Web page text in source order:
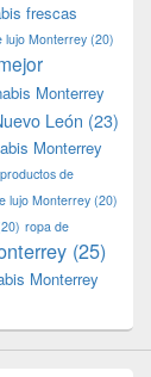
frescas
lujo Monterrey(20)
Monterrey
León (23)
Monterrey
productos de
lujo Monterrey (20)
ropa de
(25)
Monterrey